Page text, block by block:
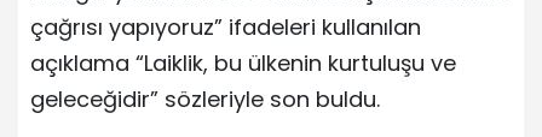
çağrısı yapıyoruz” ifadeleri kullanılan
açıklama “Laiklik, bu ülkenin kurtuluşu ve
geleceğidir” sözleriyle son buldu.